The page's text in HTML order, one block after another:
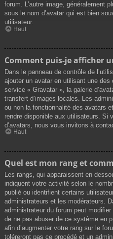
forum. L’autre image, généralement
sous le nom d’avatar qui est bien
utilisateur.
Haut
Comment puis-je afficher
Dans le panneau de contrôle de
ajouter un avatar en utilisant une
service « Gravatar », la galerie
transfert d’images locales. Les
ou non la fonctionnalité des avatars
rendre disponible aux utilisateurs. Si
d’avatars, nous vous invitons à
Haut
Quel est mon rang et
Les rangs, qui apparaissent en
indiquent votre activité selon le
publié ou identifient certains
administrateurs et les modérateurs.
administrateur du forum peut
de ne pas abuser de ce système en
afin d’augmenter votre rang sur le
toléreront pas ce procédé et un